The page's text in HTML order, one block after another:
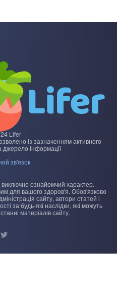
Lifer
із зазначенням активного
джерело інформації
зв'язок
виключно ознайомчий характер.
для вашого здоров'я. Обов'язково
сайту, автори статей і
за будь-які наслідки, які можуть
матеріалів сайту.